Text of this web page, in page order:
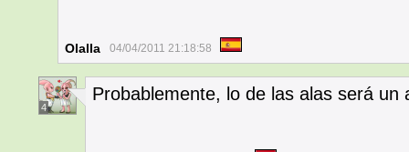
Olalla 04/04/2011 21:18:58
4
Probablemente, lo de las alas será